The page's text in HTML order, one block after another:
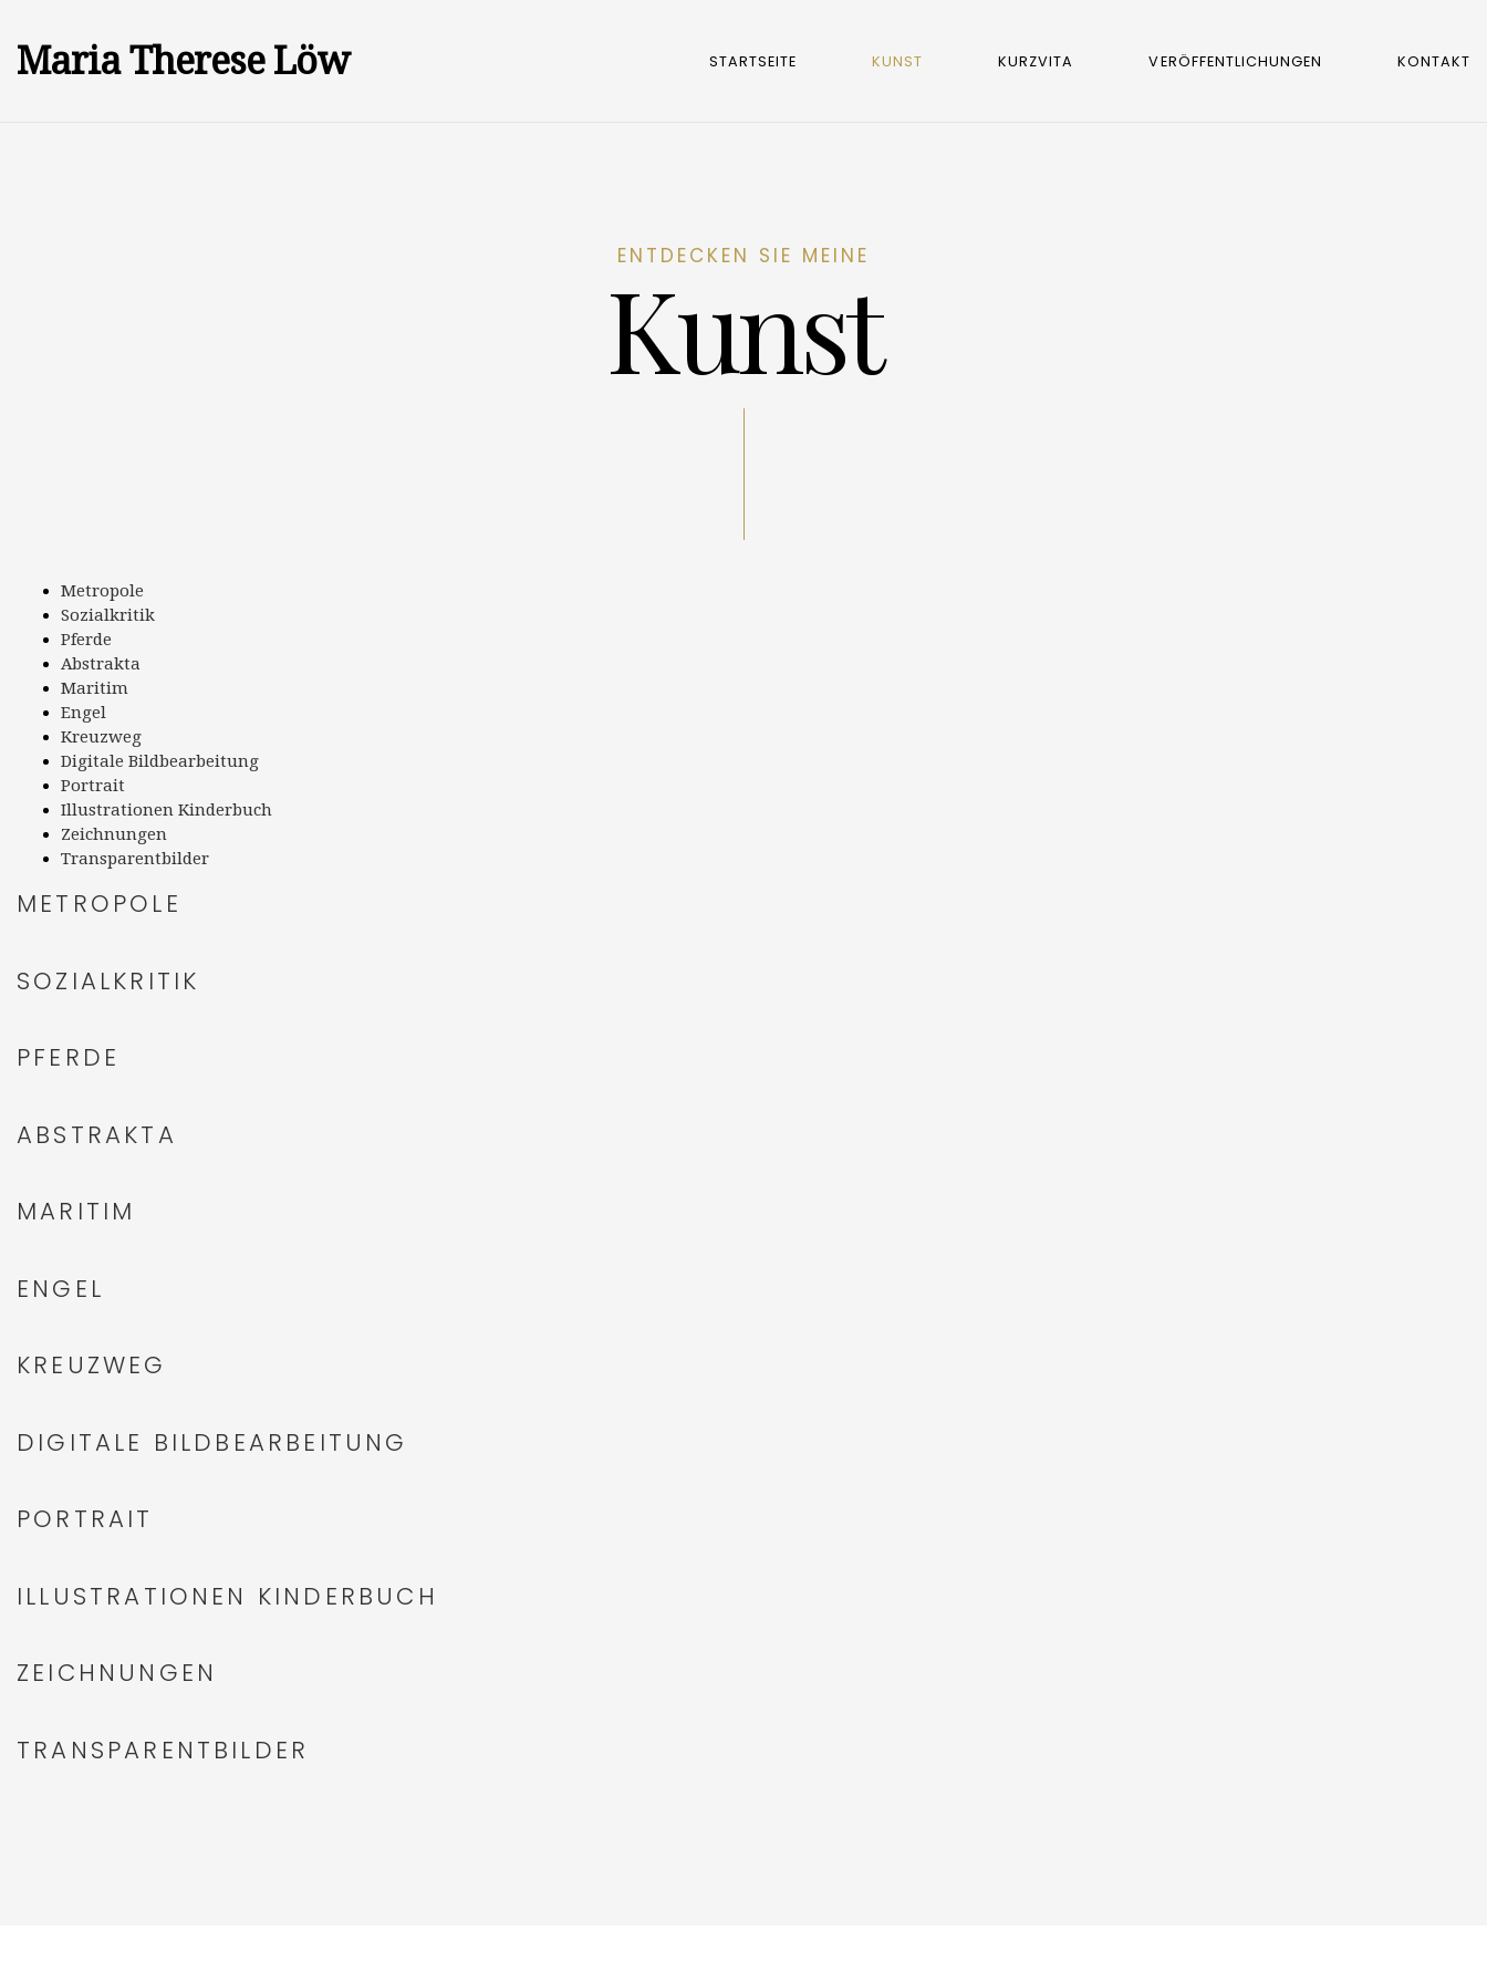
Maria Therese Löw STARTSEITE KUNST KURZVITA VERÖFFENTLICHUNGEN KONTAKT
ENTDECKEN SIE MEINE
Kunst
Metropole
Sozialkritik
Pferde
Abstrakta
Maritim
Engel
Kreuzweg
Digitale Bildbearbeitung
Portrait
Illustrationen Kinderbuch
Zeichnungen
Transparentbilder
METROPOLE
SOZIALKRITIK
PFERDE
ABSTRAKTA
MARITIM
ENGEL
KREUZWEG
DIGITALE BILDBEARBEITUNG
PORTRAIT
ILLUSTRATIONEN KINDERBUCH
ZEICHNUNGEN
TRANSPARENTBILDER